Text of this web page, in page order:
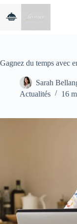
contenu
Gagnez du temps avec
Sarah
Actualités
16